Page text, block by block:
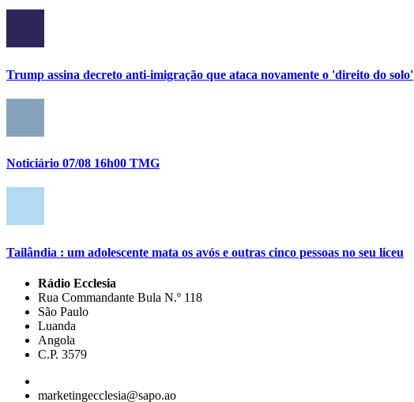
Trump assina decreto anti-imigração que ataca novamente o 'direito do solo'
Noticiário 07/08 16h00 TMG
Tailândia : um adolescente mata os avós e outras cinco pessoas no seu liceu
Rádio Ecclesia
Rua Commandante Bula N.º 118
São Paulo
Luanda
Angola
C.P. 3579
marketingecclesia@sapo.ao